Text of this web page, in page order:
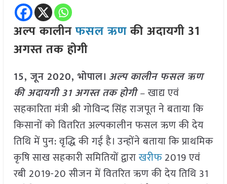
अल्प कालीनफसल ऋणकी अदायगी 31
अगस्त तक होगी
15, जून 2020, भोपाल। अल्प कालीन फसल ऋण
की अदायगी 31 अगस्त तक होगी–खाद्य एवं
सहकारिता मंत्री श्री गोविन्द सिंह राजपूत ने बताया कि
किसानों को वितरित अल्पकालीन फसल ऋण की देय
तिथि में पुन: वृद्धि की गई है। उन्होंने बताया कि प्राथमिक
कृषि साख सहकारी समितियों द्वाराखरीफ2019 एवं
रबी 2019-20 सीजन में वितरित ऋण की देय तिथि 31